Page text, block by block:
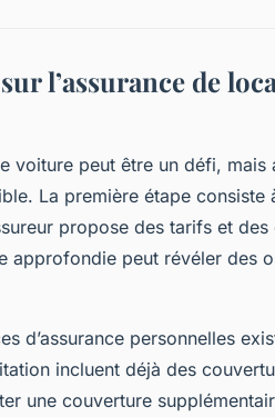
l’assurance de
voiture peut être un défi, mais
La première étape consiste
propose des tarifs et
approfondie peut révéler des
d’assurance personnelles
incluent déjà des
une couverture